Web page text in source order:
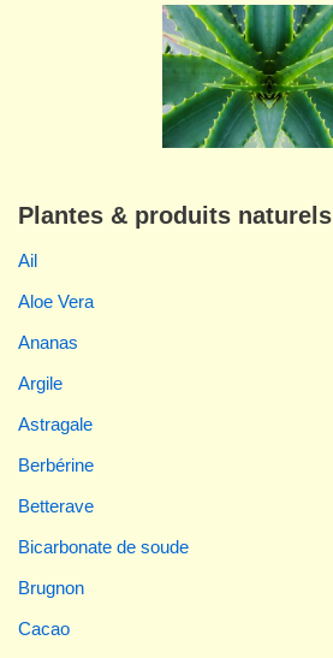
Plantes & produits naturels
Ail
Aloe Vera
Ananas
Argile
Astragale
Berbérine
Betterave
Bicarbonate de soude
Brugnon
Cacao